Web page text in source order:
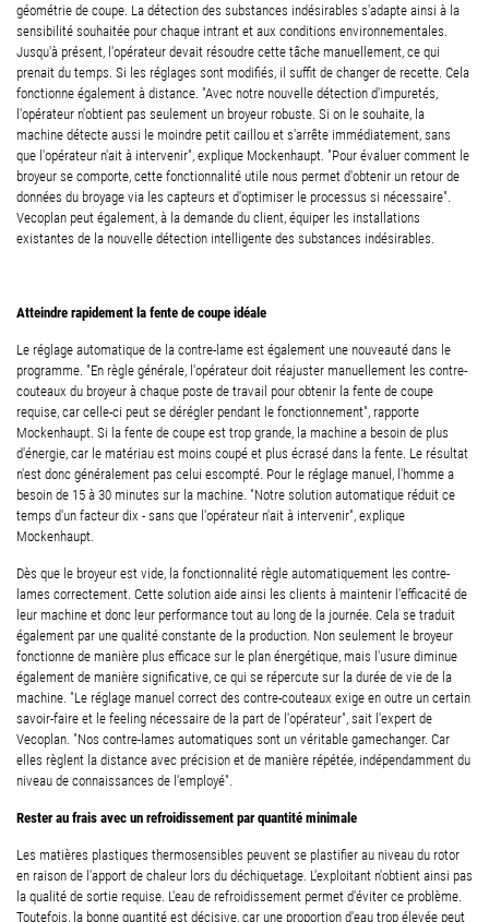
géométrie de coupe. La détection des substances indésirables s'adapte ainsi à la
sensibilité souhaitée pour chaque intrant et aux conditions environnementales.
Jusqu'à présent, l'opérateur devait résoudre cette tâche manuellement, ce qui
prenait du temps. Si les réglages sont modifiés, il suffit de changer de recette. Cela
fonctionne également à distance. "Avec notre nouvelle détection d'impuretés,
l'opérateur n'obtient pas seulement un broyeur robuste. Si on le souhaite, la
machine détecte aussi le moindre petit caillou et s'arrête immédiatement, sans
que l'opérateur n'ait à intervenir", explique Mockenhaupt. "Pour évaluer comment le
broyeur se comporte, cette fonctionnalité utile nous permet d'obtenir un retour de
données du broyage via les capteurs et d'optimiser le processus si nécessaire".
Vecoplan peut également, à la demande du client, équiper les installations
existantes de la nouvelle détection intelligente des substances indésirables.
Atteindre rapidement la fente de coupe idéale
Le réglage automatique de la contre-lame est également une nouveauté dans le
programme. "En règle générale, l'opérateur doit réajuster manuellement les contre-
couteaux du broyeur à chaque poste de travail pour obtenir la fente de coupe
requise, car celle-ci peut se dérégler pendant le fonctionnement", rapporte
Mockenhaupt. Si la fente de coupe est trop grande, la machine a besoin de plus
d'énergie, car le matériau est moins coupé et plus écrasé dans la fente. Le résultat
n'est donc généralement pas celui escompté. Pour le réglage manuel, l'homme a
besoin de 15 à 30 minutes sur la machine. "Notre solution automatique réduit ce
temps d'un facteur dix - sans que l'opérateur n'ait à intervenir", explique
Mockenhaupt.
Dès que le broyeur est vide, la fonctionnalité règle automatiquement les contre-
lames correctement. Cette solution aide ainsi les clients à maintenir l'efficacité de
leur machine et donc leur performance tout au long de la journée. Cela se traduit
également par une qualité constante de la production. Non seulement le broyeur
fonctionne de manière plus efficace sur le plan énergétique, mais l'usure diminue
également de manière significative, ce qui se répercute sur la durée de vie de la
machine. "Le réglage manuel correct des contre-couteaux exige en outre un certain
savoir-faire et le feeling nécessaire de la part de l'opérateur", sait l'expert de
Vecoplan. "Nos contre-lames automatiques sont un véritable gamechanger. Car
elles règlent la distance avec précision et de manière répétée, indépendamment du
niveau de connaissances de l'employé".
Rester au frais avec un refroidissement par quantité minimale
Les matières plastiques thermosensibles peuvent se plastifier au niveau du rotor
en raison de l'apport de chaleur lors du déchiquetage. L'exploitant n'obtient ainsi pas
la qualité de sortie requise. L'eau de refroidissement permet d'éviter ce problème.
Toutefois, la bonne quantité est décisive, car une proportion d'eau trop élevée peut